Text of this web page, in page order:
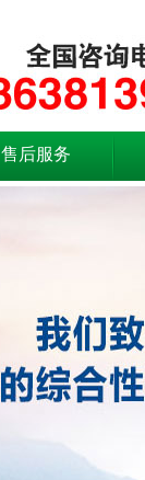
售后服务